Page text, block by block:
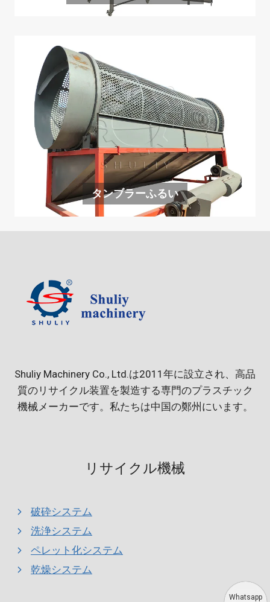
タンブラーふるい
Shuliy Machinery Co., Ltd.は2011年に設立され、高品
質のリサイクル装置を製造する専門のプラスチック
機械メーカーです。私たちは中国の鄭州にいます。
リサイクル機械
破砕システム
洗浄システム
ペレット化システム
乾燥システム
Whatsapp